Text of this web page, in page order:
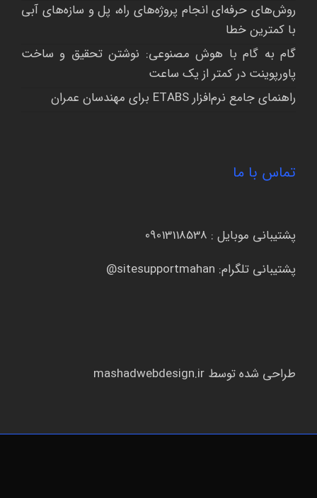
روش‌های حرفه‌ای انجام پروژه‌های راه، پل و سازه‌های آبی
با کمترین خطا
گام به گام با هوش مصنوعی: نوشتن تحقیق و ساخت
پاورپوینت در کمتر از یک ساعت
راهنمای جامع نرم‌افزار ETABS برای مهندسان عمران
تماس با ما
پشتیبانی موبایل : 09013118538
پشتیبانی تلگرام: sitesupportmahan@
طراحی شده توسط mashadwebdesign.ir